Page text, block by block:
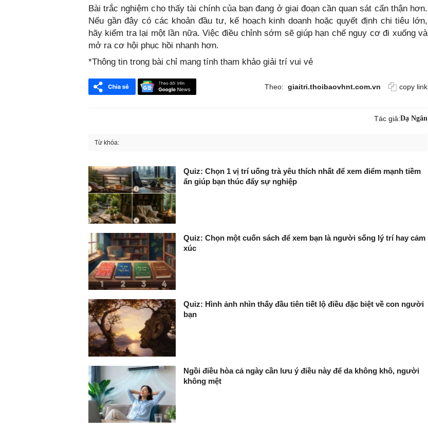
Bài trắc nghiệm cho thấy tài chính của bạn đang ở giai đoạn cần quan sát cẩn thận hơn.
Nếu gần đây có các khoản đầu tư, kế hoạch kinh doanh hoặc quyết định chi tiêu lớn,
hãy kiểm tra lại một lần nữa. Việc điều chỉnh sớm sẽ giúp hạn chế nguy cơ đi xuống và
mở ra cơ hội phục hồi nhanh hơn.
*Thông tin trong bài chỉ mang tính tham khảo giải trí vui vẻ
Theo: giaitri.thoibaovhnt.com.vn copy link
Tác giả:Dạ Ngân
Từ khóa:
Quiz: Chọn 1 vị trí uống trà yêu thích nhất để xem điểm mạnh tiềm
ẩn giúp bạn thúc đẩy sự nghiệp
Quiz: Chọn một cuốn sách để xem bạn là người sống lý trí hay cảm
xúc
Quiz: Hình ảnh nhìn thấy đầu tiên tiết lộ điều đặc biệt về con người
bạn
Ngồi điều hòa cả ngày cần lưu ý điều này để da không khô, người
không mệt